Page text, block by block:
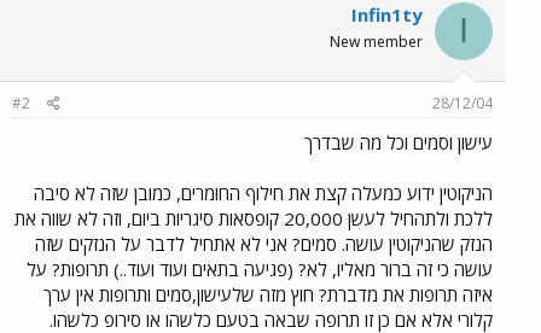
I
Infin1ty
New member
28/12/04
#2
עישון וסמים וכל מה שבדרך
הניקוטין ידוע כמעלה קצת את חילוף החומרים, כמובן שזה לא סיבה
ללכת ולתהחיל לעשן 20,000 קופסאות סיגריות ביום, וזה לא שווה את
הנזק שהניקוטין עושה. סמים? אני לא אתחיל לדבר על הנזקים שזה
עושה כי זה ברור מאליו, לא? (פגיעה בתאים ועוד ועוד..) תרופות? על
איזה תרופות את מדברת? חוץ מזה שלעישון,סמים ותרופות אין ערך
קלורי אלא אם כן זו תרופה שבאה בטעם כלשהו או סירופ כלשהו.